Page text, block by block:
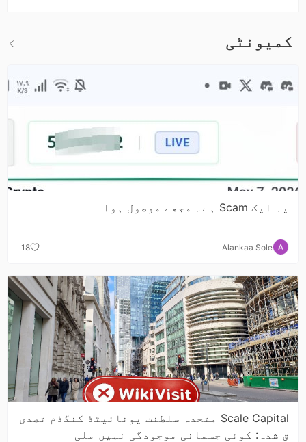
کمیونٹی
یہ ایک Scam ہے۔ مجھے موصول ہوا
Alankaa Sole
18
Scale Capital متحدہ سلطنت یونائیٹڈ کنگڈم تصدی
ق شدہ: کوئی جسمانی موجودگی نہیں ملی